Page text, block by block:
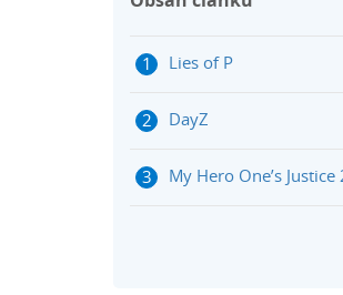
Lies of P
DayZ
My Hero One’s Justice
Dobijte si PlayStation